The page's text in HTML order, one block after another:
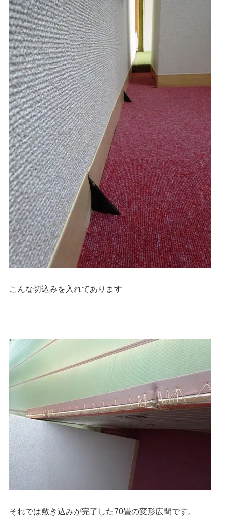
こんな切込みを入れてあります
それでは敷き込みが完了した70畳の変形広間です。